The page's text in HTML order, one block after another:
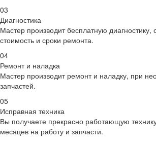
03
Диагностика
Мастер производит бесплатную
стоимость и сроки ремонта.
04
Ремонт и наладка
Мастер производит ремонт и наладку, при
запчастей.
05
Исправная техника
Вы получаете прекрасно работающую
месяцев на работу и запчасти.